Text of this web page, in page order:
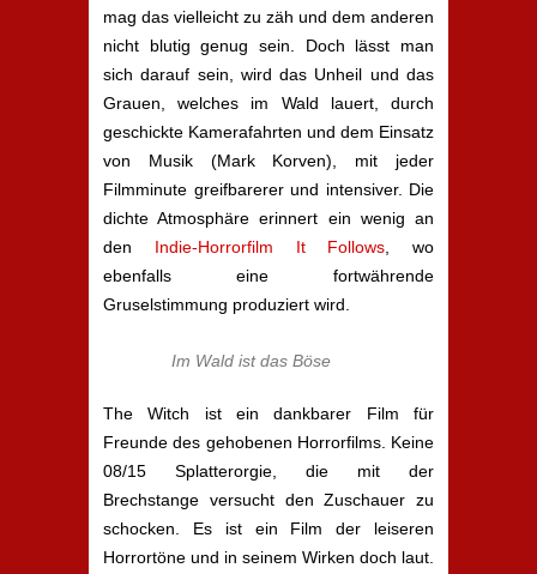
mag das vielleicht zu zäh und dem anderen
nicht blutig genug sein. Doch lässt man
sich darauf sein, wird das Unheil und das
Grauen, welches im Wald lauert, durch
geschickte Kamerafahrten und dem Einsatz
von Musik (Mark Korven), mit jeder
Filmminute greifbarerer und intensiver. Die
dichte Atmosphäre erinnert ein wenig an
den Indie-Horrorfilm It Follows , wo
ebenfalls eine fortwährende
Gruselstimmung produziert wird.
Im Wald ist das Böse
The Witch ist ein dankbarer Film für
Freunde des gehobenen Horrorfilms. Keine
08/15 Splatterorgie, die mit der
Brechstange versucht den Zuschauer zu
schocken. Es ist ein Film der leiseren
Horrortöne und in seinem Wirken doch laut.